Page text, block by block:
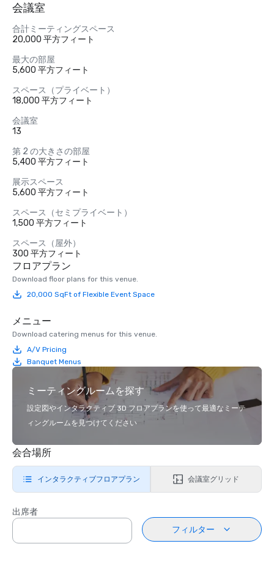
会議室
合計ミーティングスペース
20,000 平方フィート
最大の部屋
5,600 平方フィート
スペース（プライベート）
18,000 平方フィート
会議室
13
第 2 の大きさの部屋
5,400 平方フィート
展示スペース
5,600 平方フィート
スペース（セミプライベート）
1,500 平方フィート
スペース（屋外）
300 平方フィート
フロアプラン
Download floor plans for this venue.
20,000 SqFt of Flexible Event Space
メニュー
Download catering menus for this venue.
A/V Pricing
Banquet Menus
ミーティングルームを探す
設定図やインタラクティブ 3D フロアプランを使って最適なミーテ
ィングルームを見つけてください
会合場所
インタラクティブフロアプラン 会議室グリッド
出席者
フィルター